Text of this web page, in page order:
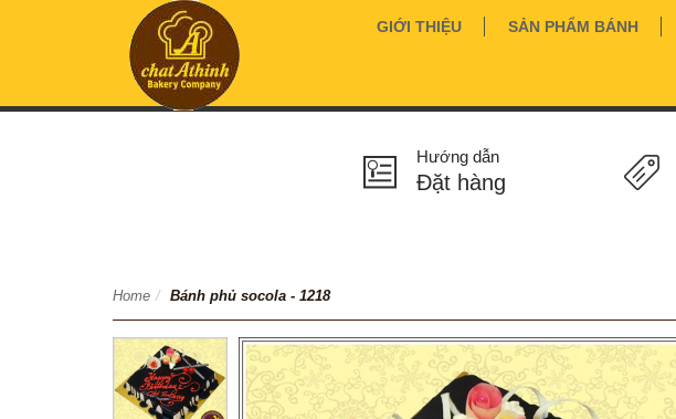
GIỚI THIỆU SẢN PHẨM BÁNH
Hướng dẫn
Đặt hàng
Home / Bánh phủ socola - 1218